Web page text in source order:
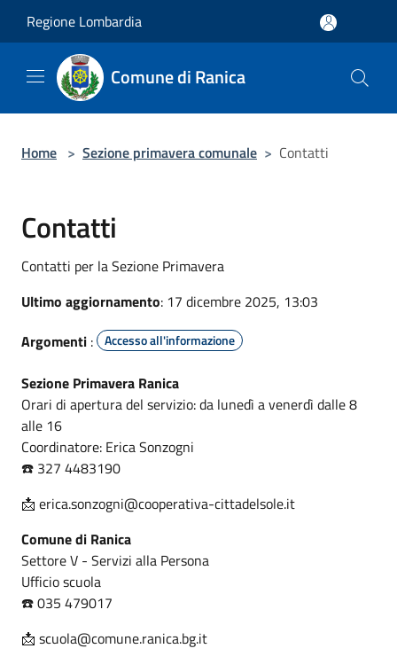
Regione Lombardia
Comune di Ranica
Home > Sezione primavera comunale > Contatti
Contatti
Contatti per la Sezione Primavera
Ultimo aggiornamento: 17 dicembre 2025, 13:03
Argomenti : Accesso all'informazione
Sezione Primavera Ranica
Orari di apertura del servizio: da lunedì a venerdì dalle 8
alle 16
Coordinatore: Erica Sonzogni
☎️ 327 4483190
📩 erica.sonzogni@cooperativa-cittadelsole.it
Comune di Ranica
Settore V - Servizi alla Persona
Ufficio scuola
☎️ 035 479017
📩 scuola@comune.ranica.bg.it